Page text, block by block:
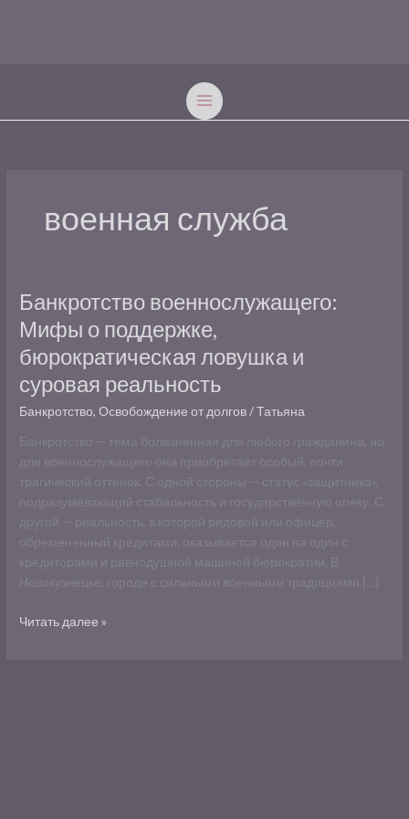
военная служба
Банкротство военнослужащего:
Мифы о поддержке,
бюрократическая ловушка и
суровая реальность
Банкротство,Освобождение от долгов/Татьяна
Банкротство — тема болезненная для любого гражданина, но
для военнослужащего она приобретает особый, почти
трагический оттенок. С одной стороны — статус «защитника»,
подразумевающий стабильность и государственную опеку. С
другой — реальность, в которой рядовой или офицер,
обремененный кредитами, оказывается один на один с
кредиторами и равнодушной машиной бюрократии. В
Новокузнецке, городе с сильными военными традициями […]
Банкротство
военнослужащего:
Мифы
о
поддержке,
бюрократическая
ловушка
и
суровая
реальность
Читать далее »